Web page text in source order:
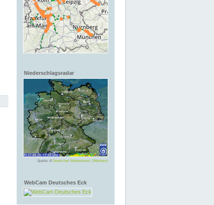
Niederschlagsradar
Quelle: © Deutscher Wetterdienst, Offenbach
WebCam Deutsches Eck